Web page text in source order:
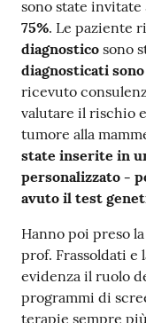
sono state invitate
75%. Le paziente
diagnostico sono
diagnosticati
ricevuto
valutare il rischio
tumore alla
state inserite in
personalizzato -
avuto il test
Hanno poi preso
prof. Frassoldati e
evidenza il ruolo
programmi di
terapie sempre